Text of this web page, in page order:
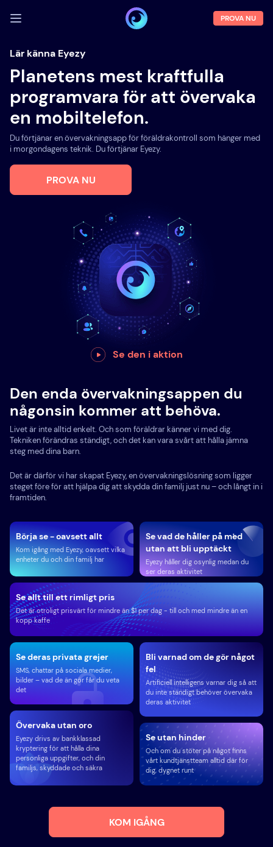
LOGGA IN
Demo
Funktioner
Om oss
Blogg
PROVA NU
Lär känna Eyezy
Planetens mest kraftfulla
programvara för att övervaka
en mobiltelefon.
Du förtjänar en övervakningsapp för föräldrakontroll som hänger med
i morgondagens teknik. Du förtjänar Eyezy.
PROVA NU
Se den i aktion
Den enda övervakningsappen du
någonsin kommer att behöva.
Livet är inte alltid enkelt. Och som föräldrar känner vi med dig.
Tekniken förändras ständigt, och det kan vara svårt att hålla jämna
steg med dina barn.
Det är därför vi har skapat Eyezy, en övervakningslösning som ligger
steget före för att hjälpa dig att skydda din familj just nu – och långt in i
framtiden.
Börja se - oavsett allt
Kom igång med Eyezy, oavsett vilka
enheter du och din familj har
Se vad de håller på med
utan att bli upptäckt
Eyezy håller dig osynlig medan du
ser deras aktivitet
Övervaka utan oro
Eyezy drivs av bankklassad
kryptering för att hålla dina
personliga uppgifter, och din
familjs, skyddade och säkra
Se deras privata grejer
SMS, chattar på sociala medier,
bilder – vad de än gör får du veta
det
Se allt till ett rimligt pris
Det är otroligt prisvärt för mindre än $1 per dag - till och med mindre än en
kopp kaffe
Bli varnad om de gör något
fel
Artificiell intelligens varnar dig så att
du inte ständigt behöver övervaka
deras aktivitet
Se utan hinder
Och om du stöter på något finns
vårt kundtjänstteam alltid där för
dig, dygnet runt
KOM IGÅNG